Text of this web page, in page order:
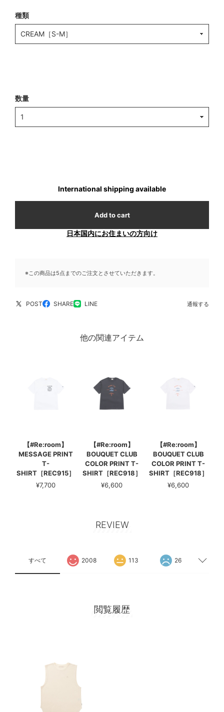
種類
数量
International shipping available
Add to cart
日本国内にお住まいの方向け
※この商品は5点までのご注文とさせていただきます。
POST SHARE LINE 通報する
他の関連アイテム
【#Re:room】
MESSAGE PRINT
T-
SHIRT［REC915］
¥7,700
【#Re:room】
BOUQUET CLUB
COLOR PRINT T-
SHIRT［REC918］
¥6,600
【#Re:room】
BOUQUET CLUB
COLOR PRINT T-
SHIRT［REC918］
¥6,600
REVIEW
すべて 2008 113 26
閲覧履歴